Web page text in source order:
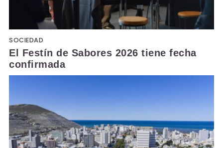
SOCIEDAD
El Festín de Sabores 2026 tiene fecha
confirmada